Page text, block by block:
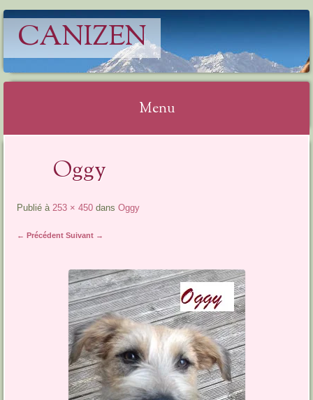
CANIZEN
Menu
Oggy
Publié à 253 × 450dans Oggy
← Précédent Suivant →